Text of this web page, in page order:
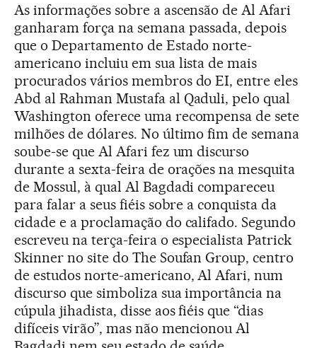
As informações sobre a ascensão de Al Afari
ganharam força na semana passada, depois
que o Departamento de Estado norte-
americano incluiu em sua lista de mais
procurados vários membros do EI, entre eles
Abd al Rahman Mustafa al Qaduli, pelo qual
Washington oferece uma recompensa de sete
milhões de dólares. No último fim de semana
soube-se que Al Afari fez um discurso
durante a sexta-feira de orações na mesquita
de Mossul, à qual Al Bagdadi compareceu
para falar a seus fiéis sobre a conquista da
cidade e a proclamação do califado. Segundo
escreveu na terça-feira o especialista Patrick
Skinner no site do The Soufan Group, centro
de estudos norte-americano, Al Afari, num
discurso que simboliza sua importância na
cúpula jihadista, disse aos fiéis que “dias
difíceis virão”, mas não mencionou Al